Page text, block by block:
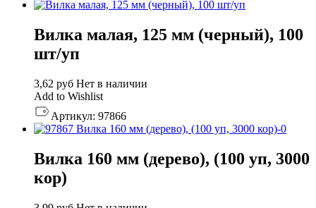
Вилка малая, 125 мм (черный), 100
шт/уп
3,62 руб Нет в наличии
Add to Wishlist
Артикул: 97866
Вилка 160 мм (дерево), (100 уп, 3000
кор)